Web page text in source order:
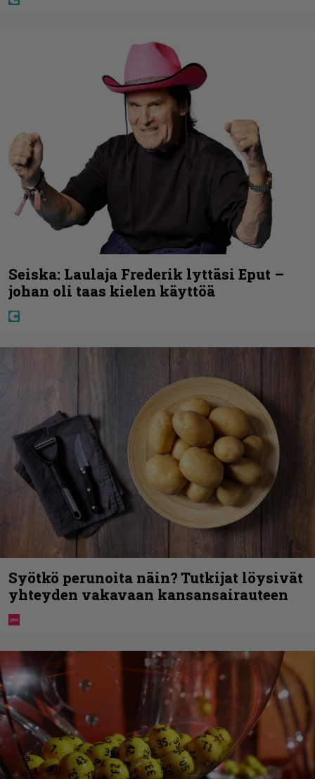
Seiska: Laulaja Frederik lyttäsi Eput –
johan oli taas kielen käyttöä
Syötkö perunoita näin? Tutkijat löysivät
yhteyden vakavaan kansansairauteen